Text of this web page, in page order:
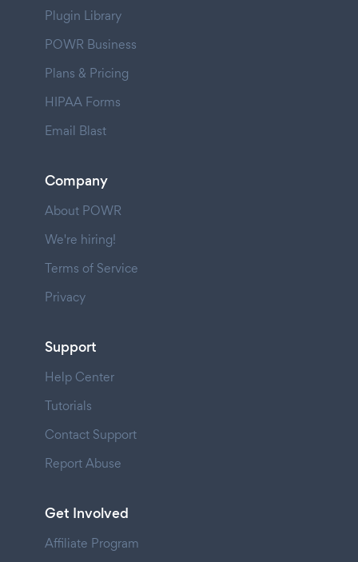
Plugin Library
POWR Business
Plans & Pricing
HIPAA Forms
Email Blast
Company
About POWR
We're hiring!
Terms of Service
Privacy
Support
Help Center
Tutorials
Contact Support
Report Abuse
Get Involved
Affiliate Program